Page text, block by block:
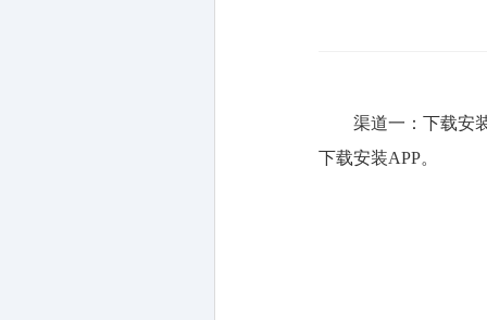
渠道一： 下载安
下载安装APP。